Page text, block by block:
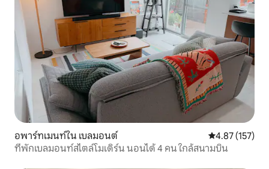
อพาร์ทเมนท์ใน เบลมอนต์ คะแนนเฉลี่ย
4.87 (157)
ที่พักเบลมอนท์สไตล์โมเดิร์น นอนได้ 4 คน ใกล้สนามบิน